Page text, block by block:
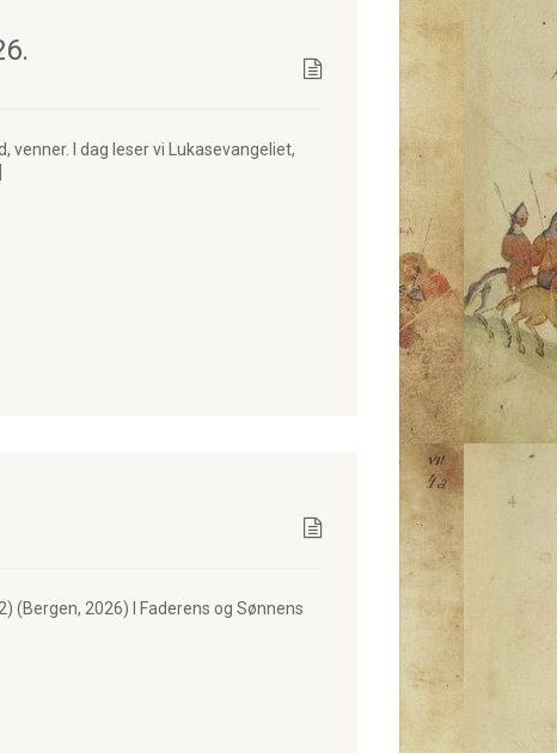
venner. I dag leser vi Lukasevangeliet,
(Bergen, 2026) I Faderens og Sønnens